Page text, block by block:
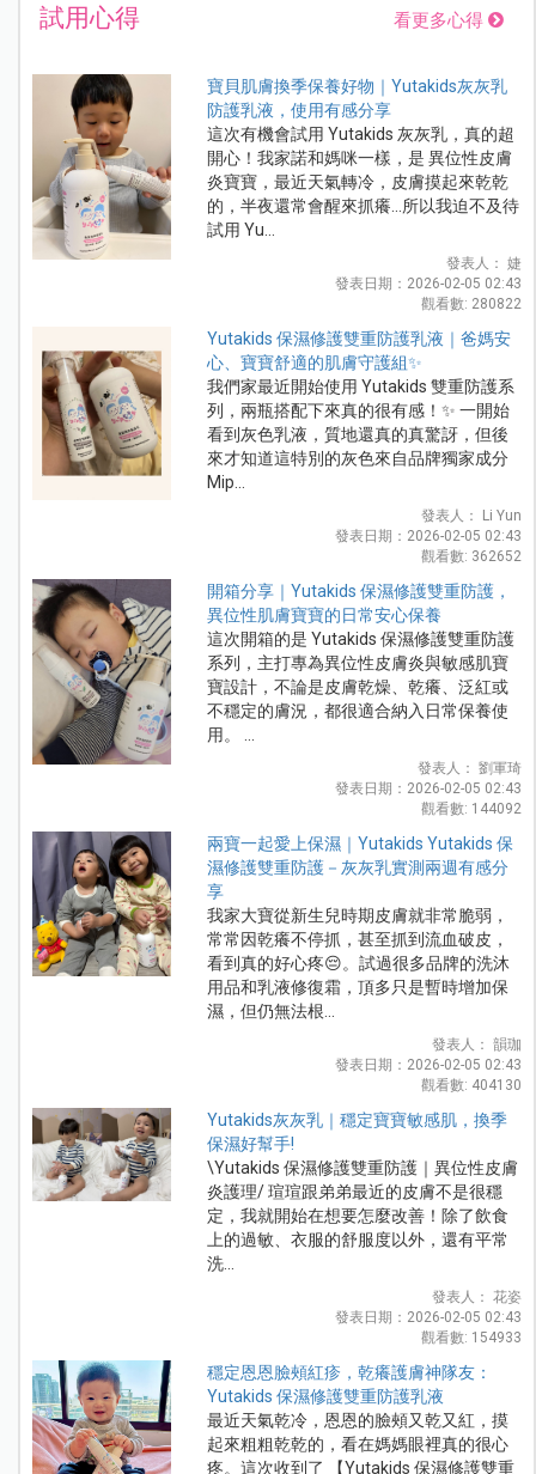
試用心得 看更多心得
寶貝肌膚換季保養好物｜Yutakids灰灰乳
防護乳液，使用有感分享
這次有機會試用 Yutakids 灰灰乳，真的超
開心！我家諾和媽咪一樣，是 異位性皮膚
炎寶寶，最近天氣轉冷，皮膚摸起來乾乾
的，半夜還常會醒來抓癢...所以我迫不及待
試用 Yu...
發表人： 婕
發表日期：2026-02-05 02:43
觀看數: 280822
Yutakids 保濕修護雙重防護乳液｜爸媽安
心、寶寶舒適的肌膚守護組✨
我們家最近開始使用 Yutakids 雙重防護系
列，兩瓶搭配下來真的很有感！✨ 一開始
看到灰色乳液，質地還真的真驚訝，但後
來才知道這特別的灰色來自品牌獨家成分
Mip...
發表人： Li Yun
發表日期：2026-02-05 02:43
觀看數: 362652
開箱分享｜Yutakids 保濕修護雙重防護，
異位性肌膚寶寶的日常安心保養
這次開箱的是 Yutakids 保濕修護雙重防護
系列，主打專為異位性皮膚炎與敏感肌寶
寶設計，不論是皮膚乾燥、乾癢、泛紅或
不穩定的膚況，都很適合納入日常保養使
用。 ...
發表人： 劉軍琦
發表日期：2026-02-05 02:43
觀看數: 144092
兩寶一起愛上保濕｜Yutakids Yutakids 保
濕修護雙重防護－灰灰乳實測兩週有感分
享
我家大寶從新生兒時期皮膚就非常脆弱，
常常因乾癢不停抓，甚至抓到流血破皮，
看到真的好心疼😔。試過很多品牌的洗沐
用品和乳液修復霜，頂多只是暫時增加保
濕，但仍無法根...
發表人： 韻珈
發表日期：2026-02-05 02:43
觀看數: 404130
Yutakids灰灰乳｜穩定寶寶敏感肌，換季
保濕好幫手!
\Yutakids 保濕修護雙重防護｜異位性皮膚
炎護理/ 瑄瑄跟弟弟最近的皮膚不是很穩
定，我就開始在想要怎麼改善！除了飲食
上的過敏、衣服的舒服度以外，還有平常
洗...
發表人： 花姿
發表日期：2026-02-05 02:43
觀看數: 154933
穩定恩恩臉頰紅疹，乾癢護膚神隊友：
Yutakids 保濕修護雙重防護乳液
最近天氣乾冷，恩恩的臉頰又乾又紅，摸
起來粗粗乾乾的，看在媽媽眼裡真的很心
疼。這次收到了 【Yutakids 保濕修護雙重